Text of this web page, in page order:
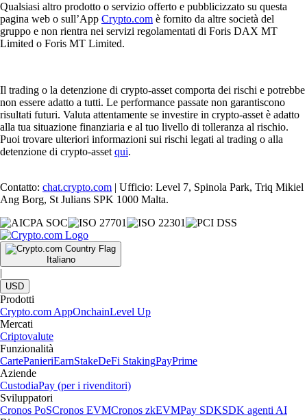
Qualsiasi altro prodotto o servizio offerto e pubblicizzato su questa
pagina web o sull’App Crypto.com è fornito da altre società del
gruppo e non rientra nei servizi regolamentati di Foris DAX MT
Limited o Foris MT Limited.
Il trading o la detenzione di crypto-asset comporta dei rischi e potrebbe
non essere adatto a tutti. Le performance passate non garantiscono
risultati futuri. Valuta attentamente se investire in crypto-asset è adatto
alla tua situazione finanziaria e al tuo livello di tolleranza al rischio.
Puoi trovare ulteriori informazioni sui rischi legati al trading o alla
detenzione di crypto-asset qui.
Contatto: chat.crypto.com | Ufficio: Level 7, Spinola Park, Triq Mikiel
Ang Borg, St Julians SPK 1000 Malta.
Italiano
|
USD
Prodotti
Crypto.com AppOnchainLevel Up
Mercati
Criptovalute
Funzionalità
CartePanieriEarnStakeDeFi StakingPayPrime
Aziende
CustodiaPay (per i rivenditori)
Sviluppatori
Cronos PoSCronos EVMCronos zkEVMPay SDKSDK agenti AI